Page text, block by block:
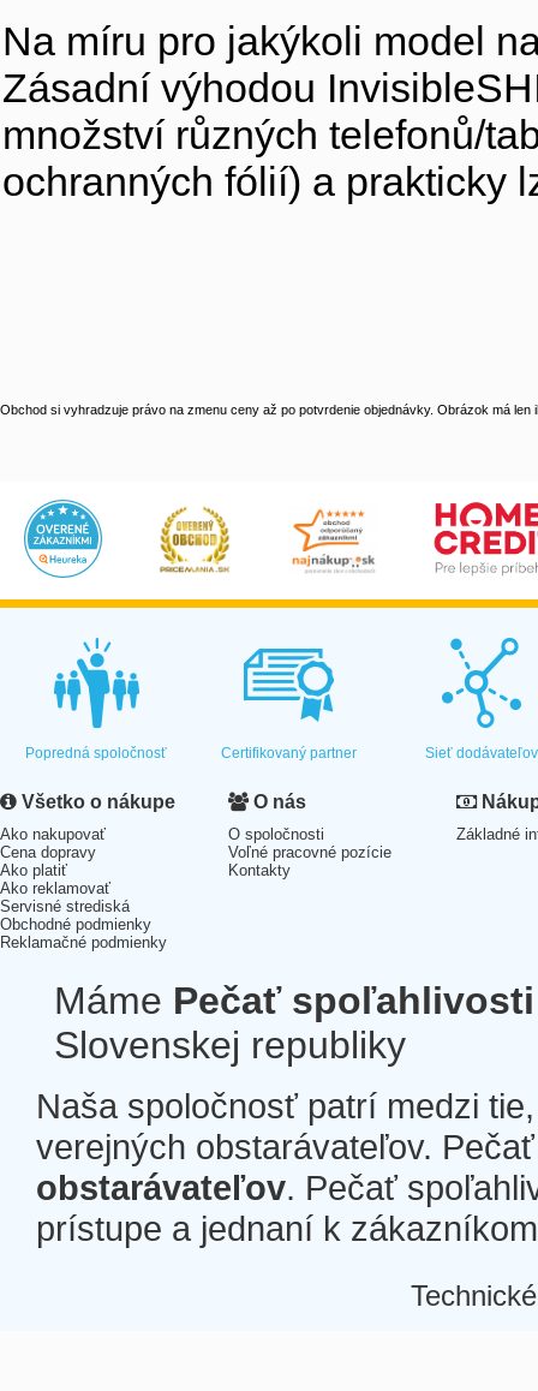
Na míru pro jakýkoli model
Zásadní výhodou
množství různých telefonů/
ochranných fólií) a prakticky
Obchod si vyhradzuje právo na zmenu ceny až po potvrdenie objednávky. Obrázok má len
Popredná spoločnosť Certifikovaný partner Sieť dodávateľov
Všetko o nákupe
Ako nakupovať
Cena dopravy
Ako platiť
Ako reklamovať
Servisné strediská
Obchodné podmienky
Reklamačné podmienky
O nás
O spoločnosti
Voľné pracovné pozície
Kontakty
Základné
Máme Pečať spoľahlivosti
Slovenskej republiky
Naša spoločnosť patrí medzi
verejných obstarávateľov.
obstarávateľov. Pečať
prístupe a jednaní k